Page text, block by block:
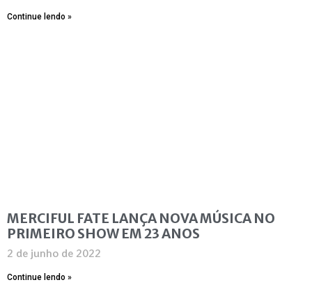
Continue lendo »
MERCIFUL FATE LANÇA NOVA MÚSICA NO
PRIMEIRO SHOW EM 23 ANOS
2 de junho de 2022
Continue lendo »